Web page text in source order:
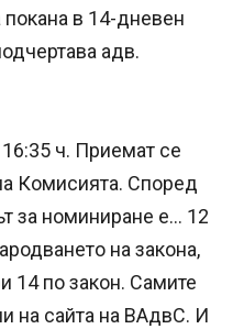
в 14-дневен
адв.
ч. Приемат се
Комисията. Според
за номиниране е... 12
на закона,
14 по закон. Самите
на сайта на ВАдвС. И